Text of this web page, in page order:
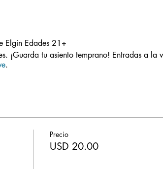
Elgin Edades 21+
¡Guarda tu asiento temprano! Entradas a la
.
Precio
USD 20.00